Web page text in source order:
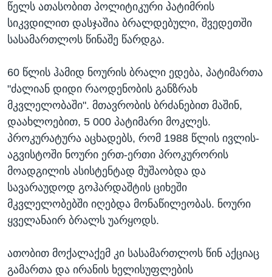
ᲓᲔᲖᲘᲜᲤᲝᲠᲛᲐᲪᲘᲐ
წელს ათასობით პოლიტიკური პატიმრის
სიკვდილით დასჯაშია ბრალდებული, შვედეთში
სასამართლოს წინაშე წარდგა.
60 წლის ჰამიდ ნოურის ბრალი ედება, პატიმართა
"ძალიან დიდი რაოდენობის განზრახ
მკვლელობაში". მთავრობის ბრძანებით მაშინ,
დაახლოებით, 5 000 პატიმარი მოკლეს.
პროკურატურა აცხადებს, რომ 1988 წლის ივლის-
აგვისტოში ნოური ერთ-ერთი პროკურორის
მოადგილის ასისტენტად მუშაობდა და
სავარაუდოდ გოჰარდაშტის ციხეში
მკვლელობებში იღებდა მონაწილეობას. ნოური
ყველანაირ ბრალს უარყოდს.
ათობით მოქალაქემ კი სასამართლოს წინ აქციაც
გამართა და ირანის ხელისუფლების